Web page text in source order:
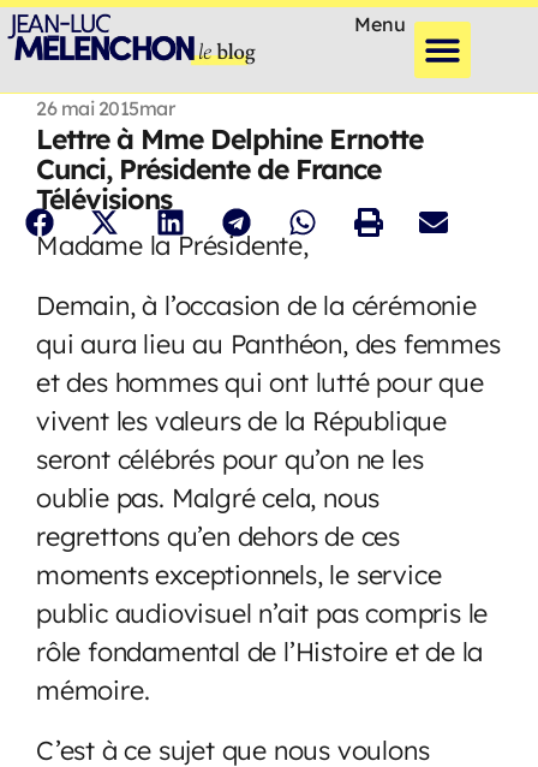
Menu
26 mai 2015mar
Lettre à Mme Delphine Ernotte
Cunci, Présidente de France
Télévisions
Madame la Présidente,
Demain, à l’occasion de la cérémonie
qui aura lieu au Panthéon, des femmes
et des hommes qui ont lutté pour que
vivent les valeurs de la République
seront célébrés pour qu’on ne les
oublie pas. Malgré cela, nous
regrettons qu’en dehors de ces
moments exceptionnels, le service
public audiovisuel n’ait pas compris le
rôle fondamental de l’Histoire et de la
mémoire.
C’est à ce sujet que nous voulons